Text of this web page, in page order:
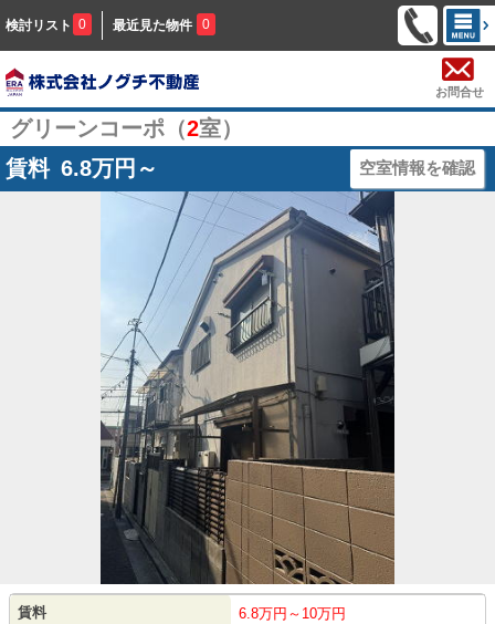
検討リスト 0 最近見た物件 0
お問合せ
グリーンコーポ（2室）
賃料 6.8万円～ 空室情報を確認
賃料 6.8万円～10万円